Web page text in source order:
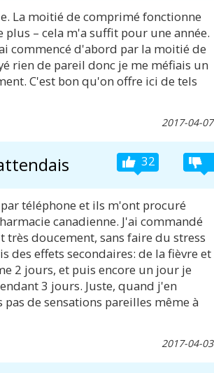
La moitié de comprimé fonctionne
– cela m'a suffit pour une année.
commencé d'abord par la moitié de
rien de pareil donc je me méfiais un
C'est bon qu'on offre ici de tels
2017-04-07
32
téléphone et ils m'ont procuré
canadienne. J'ai commandé
doucement, sans faire du stress
des effets secondaires: de la fièvre et
2 jours, et puis encore un jour je
3 jours. Juste, quand j'en
de sensations pareilles même à
2017-04-03